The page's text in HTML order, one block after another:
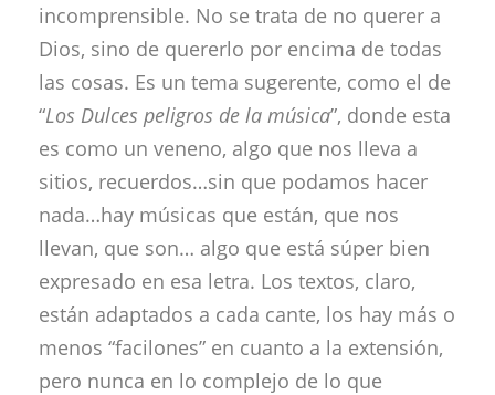
incomprensible. No se trata de no querer a
Dios, sino de quererlo por encima de todas
las cosas. Es un tema sugerente, como el de
“Los Dulces peligros de la música”, donde esta
es como un veneno, algo que nos lleva a
sitios, recuerdos…sin que podamos hacer
nada…hay músicas que están, que nos
llevan, que son… algo que está súper bien
expresado en esa letra. Los textos, claro,
están adaptados a cada cante, los hay más o
menos “facilones” en cuanto a la extensión,
pero nunca en lo complejo de lo que